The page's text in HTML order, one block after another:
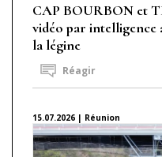
CAP BOURBON et
vidéo par intelligence
la légine
Réagir
15.07.2026 | Réunion